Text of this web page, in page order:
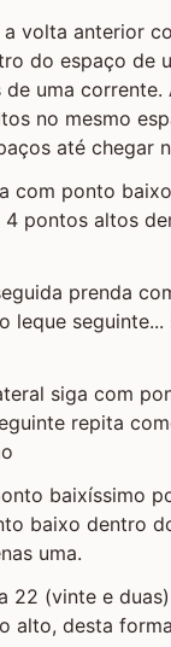
volta anterior
do espaço de
uma
no mesmo
até chegar
com ponto
pontos altos
prenda
leque
siga com
repita
baixíssimo
baixo dentro
uma.
22 (vinte e
alto, desta